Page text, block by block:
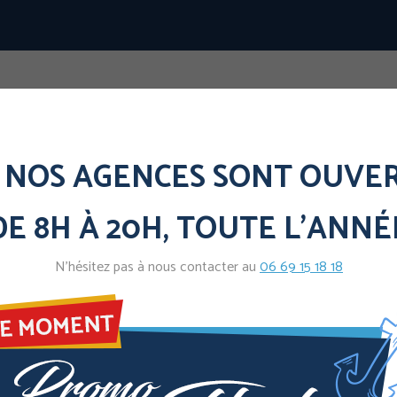
Professionnels Services +
Ecole NERIB - CLERMONT
AGENCES SONT
8H À 20H, TOUTE
N’hésitez pas à nous contacter au06 69 15 18 18